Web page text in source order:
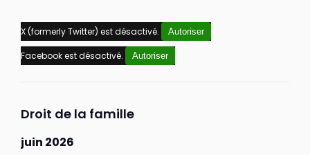
X (formerly Twitter) est désactivé. Autoriser
Facebook est désactivé. Autoriser
Droit de la famille
juin 2026